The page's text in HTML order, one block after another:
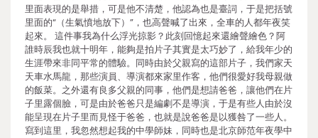
里面表現的是舉措，可是他不清楚，他認為也是臺詞，于是把括號
里面的“（生氣憤地放下）”，也高聲喊了出來，全車的人都年夜笑
起來。 這件事我為什么浮光掠影？此刻回憶起來還繪聲繪色？阿
誰時辰我也就十明年，能夠是拍片子其實是太巧妙了，給我年少的
生涯帶來非同平常的體驗。同時由於父親寫的這部片子，我們家天
天車水馬龍，那些演員、導演都來家里作客，他們很愛好我母親做
的飯菜。之外還有良多父親的同事，他們是想請爸爸，讓他們在片
子里露個臉，可是由於爸爸只是編劇不是導演，于是有些人由於沒
能呈現在片子里而見怪于爸爸，也就是說爸爸是以獲咎了一些人。
寫到這里，我忽然想起我的中學師妹，同時也是北京師范年夜學中